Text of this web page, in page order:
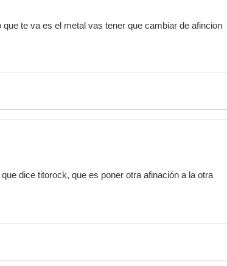
te va es el metal vas tener que cambiar de afincion
dice titorock, que es poner otra afinación a la otra